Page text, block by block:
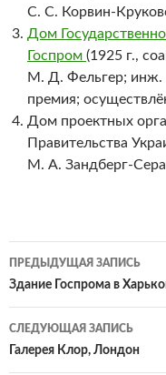
С. С. Корвин-
Дом
Госпром (1925 г.,
М. Д. Фельгер; инж.
премия;
Дом проектных
Правительства
М. А. Зандберг-
Навигация
по
записям
ПРЕДЫДУЩАЯ ЗАПИСЬ
Здание Госпрома в
СЛЕДУЮЩАЯ ЗАПИСЬ
Галерея Клор, Лондон